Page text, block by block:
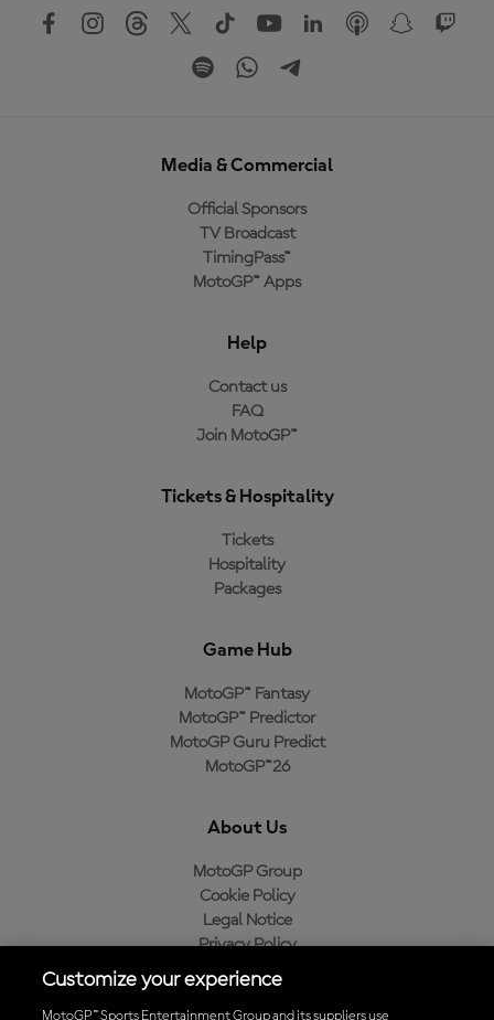
Media & Commercial
Official Sponsors
TV Broadcast
TimingPass™
MotoGP™ Apps
Help
Contact us
FAQ
Join MotoGP™
Tickets & Hospitality
Tickets
Hospitality
Packages
Game Hub
MotoGP™ Fantasy
MotoGP™ Predictor
MotoGP Guru Predict
MotoGP™26
About Us
MotoGP Group
Cookie Policy
Legal Notice
Privacy Policy
Purchase Policy
Customize your experience
MotoGP™ Sports Entertainment Group and its suppliers use